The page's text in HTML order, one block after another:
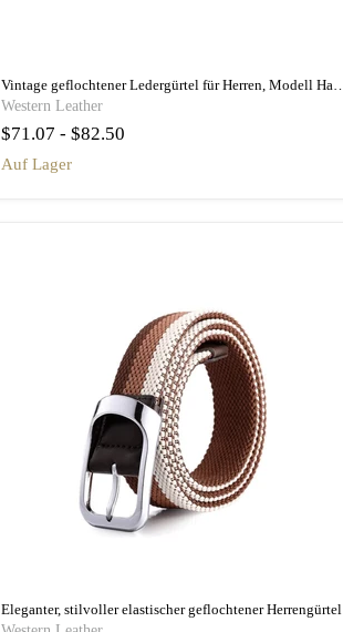
Western Leather
$71.07 - $82.50
auf Lager
Eleganter, stilvoller elastischer geflochtener Herrengürtel